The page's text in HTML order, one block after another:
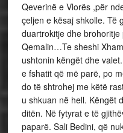
Qeverinë e Vlorës ,për
çeljen e kësaj shkolle. Të
duartrokitje dhe
Qemalin…Te sheshi
ushtonin këngët dhe
e fshatit që më parë, po
do të shtrohej me këtë
u shkuan në hell. Këngët
ditën. Në fytyrat e të
paparë. Sali Bedini, që